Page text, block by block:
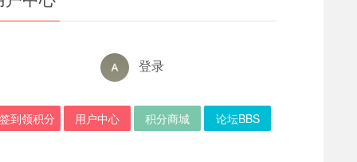
登录
签到领积分 用户中心 积分商城 论坛BBS